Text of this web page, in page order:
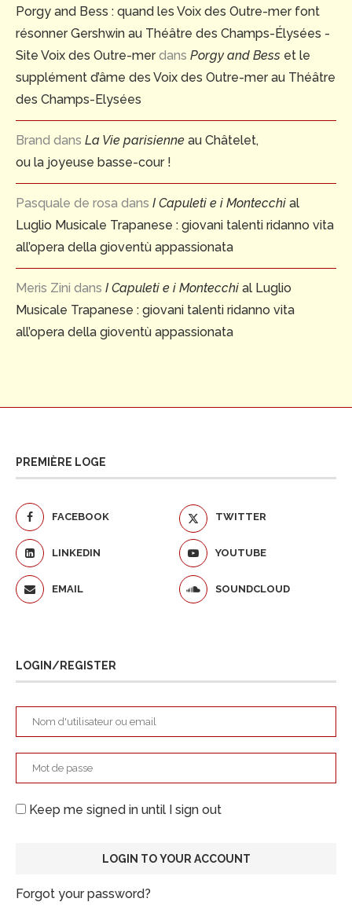
Porgy and Bess : quand les Voix des Outre-mer font
résonner Gershwin au Théâtre des Champs-Élysées -
Site Voix des Outre-merdans Porgy and Bess et le
supplément d’âme des Voix des Outre-mer au Théâtre
des Champs-Elysées
Brand dans La Vie parisienne au Châtelet,
ou la joyeuse basse-cour !
Pasquale de rosa dans I Capuleti e i Montecchi al
Luglio Musicale Trapanese : giovani talenti ridanno vita
all’opera della gioventù appassionata
Meris Zini dans I Capuleti e i Montecchi al Luglio
Musicale Trapanese : giovani talenti ridanno vita
all’opera della gioventù appassionata
PREMIÈRE LOGE
FACEBOOK TWITTER
LINKEDIN YOUTUBE
EMAIL SOUNDCLOUD
LOGIN/REGISTER
Keep me signed in until I sign out
Forgot your password?